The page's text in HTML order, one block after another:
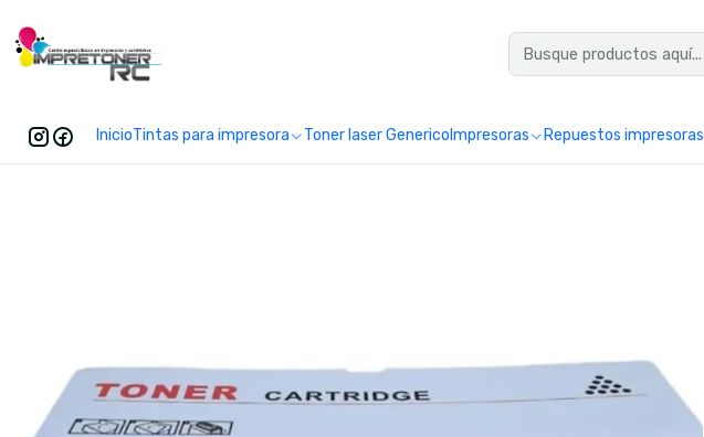
InicioTintas para impresora Toner laser Generico Impresoras Repuestos impresoras